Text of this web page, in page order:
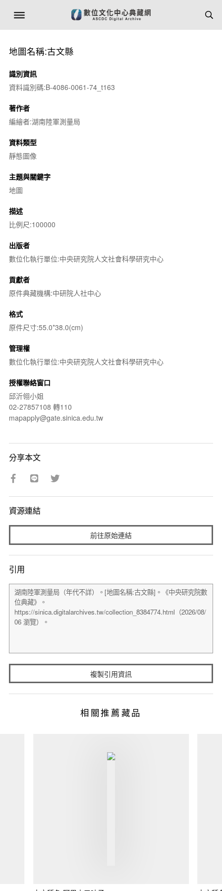
地圖名稱:古文縣
識別資訊
資料識別碼:B-4086-0061-74_t163
著作者
編繪者:湖南陸軍測量局
資料類型
靜態圖像
主題與關鍵字
地圖
描述
比例尺:100000
出版者
數位化執行單位:中央研究院人文社會科學研究中心
貢獻者
原件典藏機構:中研院人社中心
格式
原件尺寸:55.0*38.0(cm)
管理權
數位化執行單位:中央研究院人文社會科學研究中心
授權聯絡窗口
邱沂翎小姐
02-27857108 轉110
mapapply@gate.sinica.edu.tw
分享本文
資源連結
前往原始連結
引用
複製引用資訊
相關推薦藏品